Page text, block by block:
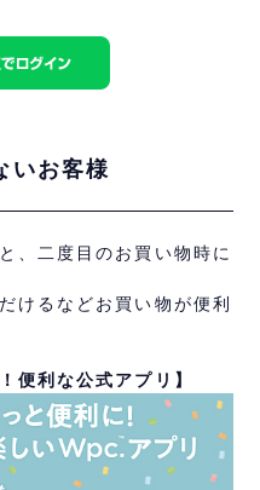
いお客様
、二度目のお買い物時に
けるなどお買い物が便利
便利な公式アプリ】